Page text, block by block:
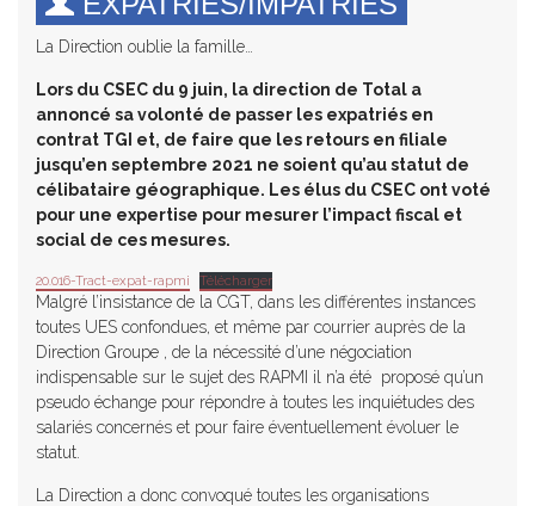
La Direction oublie la famille…
Lors du CSEC du 9 juin, la direction de Total a
annoncé sa volonté de passer les expatriés en
contrat TGI et, de faire que les retours en filiale
jusqu’en septembre 2021 ne soient qu’au statut de
célibataire géographique. Les élus du CSEC ont voté
pour une expertise pour mesurer l’impact fiscal et
social de ces mesures.
20.016-Tract-expat-rapmi Télécharger
Malgré l’insistance de la CGT, dans les différentes instances
toutes UES confondues, et même par courrier auprès de la
Direction Groupe , de la nécessité d’une négociation
indispensable sur le sujet des RAPMI il n’a été proposé qu’un
pseudo échange pour répondre à toutes les inquiétudes des
salariés concernés et pour faire éventuellement évoluer le
statut.
La Direction a donc convoqué toutes les organisations